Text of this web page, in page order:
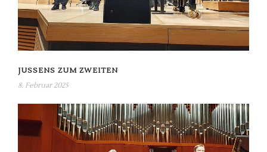
JUSSENS ZUM ZWEITEN
8. Februar 2025